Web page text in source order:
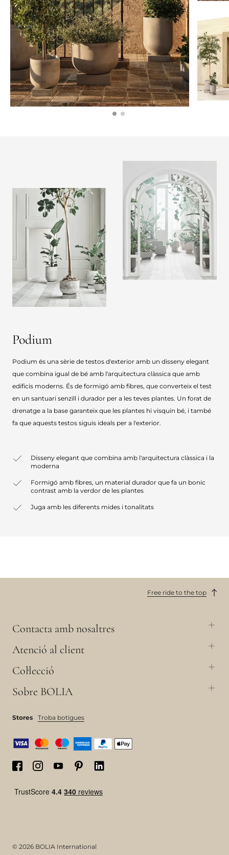
Podium
Podium és una sèrie de testos d'exterior amb un disseny elegant
que combina igual de bé amb l'arquitectura clàssica que amb
edificis moderns. És de formigó amb fibres, que converteix el test
en un santuari senzill i durador per a les teves plantes. Un forat de
drenatge a la base garanteix que les plantes hi visquin bé, i també
fa que aquests testos siguis ideals per a l'exterior.
Disseny elegant que combina amb l'arquitectura clàssica i la
moderna
Formigó amb fibres, un material durador que fa un bonic
contrast amb la verdor de les plantes
Juga amb les diferents mides i tonalitats
Free ride to the top
Contacta amb nosaltres
Atenció al client
Col·lecció
Sobre BOLIA
© 2026 BOLIA International
Stores Troba botigues